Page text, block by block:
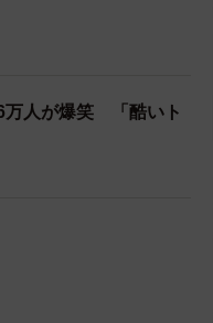
万人が爆笑 「酷いト